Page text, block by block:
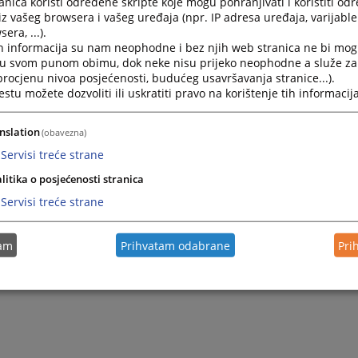
pristup informacijama. Ovim putem želimo Vam se
naše djelovanje, te poboljšati kvalitet rada suda.
budu blagovremeno prezentovane i konstantno
primjedbi i pohvala nastojaćemo zajedno
radu.
vašeg browsera i vašeg uređaja (npr. IP adresa uređaja,
...).
informacija su nam neophodne i bez njih web stranica ne bi
svom punom obimu, dok neke nisu prijeko neophodne a služe
nivoa posjećenosti, budućeg usavršavanja stranice...).
možete dozvoliti ili uskratiti pravo na korištenje tih
(obavezna)
Servisi treće strane
o posjećenosti stranica
Servisi treće strane
Prihvatam odabrane